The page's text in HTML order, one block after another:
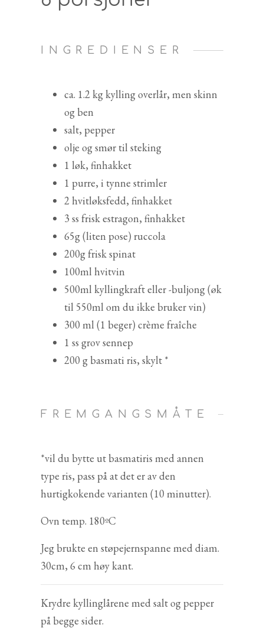
INGREDIENSER
ca. 1.2 kg kylling overlår, men skinn
og ben
salt, pepper
olje og smør til steking
1 løk, finhakket
1 purre, i tynne strimler
2 hvitløksfedd, finhakket
3 ss frisk estragon, finhakket
65g (liten pose) ruccola
200g frisk spinat
100ml hvitvin
500ml kyllingkraft eller -buljong (øk
til 550ml om du ikke bruker vin)
300 ml (1 beger) crème fraîche
1 ss grov sennep
200 g basmati ris, skylt *
FREMGANGSMÅTE
*vil du bytte ut basmatiris med annen
type ris, pass på at det er av den
hurtigkokende varianten (10 minutter).
Ovn temp. 180ºC
Jeg brukte en støpejernspanne med diam.
30cm, 6 cm høy kant.
Krydre kyllinglårene med salt og pepper
på begge sider.